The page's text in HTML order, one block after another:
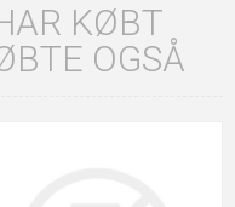
KØBT
OGSÅ